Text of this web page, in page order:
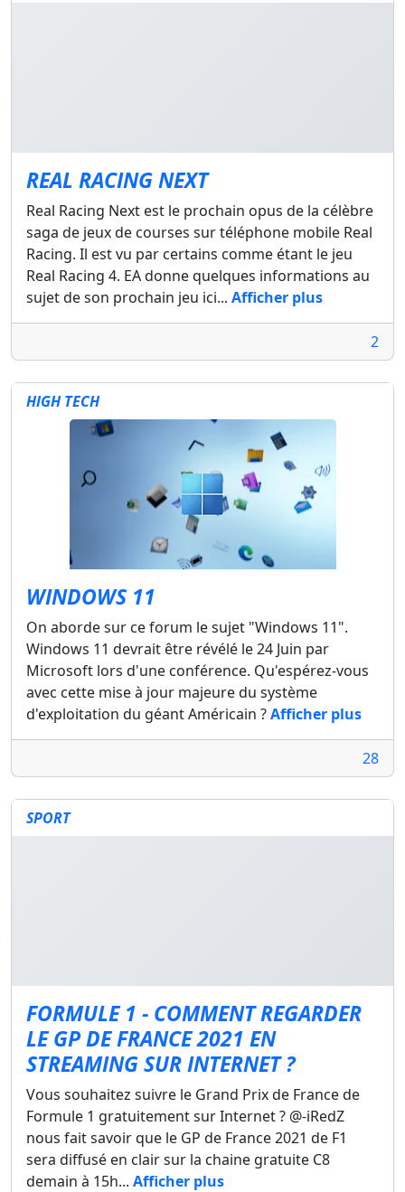
REAL RACING NEXT
Real Racing Next est le prochain opus de la célèbre
saga de jeux de courses sur téléphone mobile Real
Racing. Il est vu par certains comme étant le jeu
Real Racing 4. EA donne quelques informations au
sujet de son prochain jeu ici... Afficher plus
2
HIGH TECH
WINDOWS 11
On aborde sur ce forum le sujet "Windows 11".
Windows 11 devrait être révélé le 24 Juin par
Microsoft lors d'une conférence. Qu'espérez-vous
avec cette mise à jour majeure du système
d'exploitation du géant Américain ?Afficher plus
28
SPORT
FORMULE 1 - COMMENT REGARDER
LE GP DE FRANCE 2021 EN
STREAMING SUR INTERNET ?
Vous souhaitez suivre le Grand Prix de France de
Formule 1 gratuitement sur Internet ? @-iRedZ
nous fait savoir que le GP de France 2021 de F1
sera diffusé en clair sur la chaine gratuite C8
demain à 15h... Afficher plus